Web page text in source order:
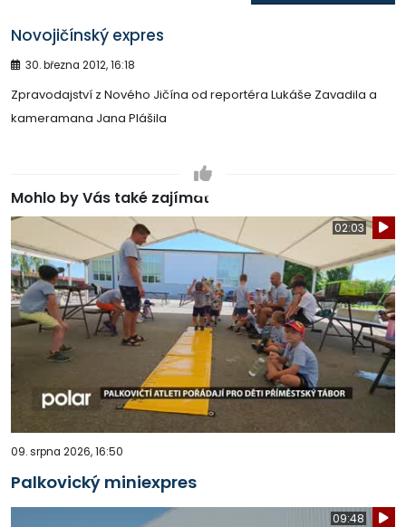
Novojičínský expres
30. března 2012, 16:18
Zpravodajství z Nového Jičína od reportéra Lukáše Zavadila a
kameramana Jana Plášila
Mohlo by Vás také zajímat
02:03
09. srpna 2026, 16:50
Palkovický miniexpres
09:48